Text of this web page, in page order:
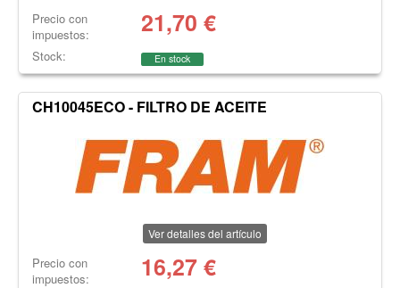
Precio con
impuestos:
21,70 €
Stock: En stock
CH10045ECO - FILTRO DE ACEITE
Ver detalles del artículo
Precio con
impuestos:
16,27€